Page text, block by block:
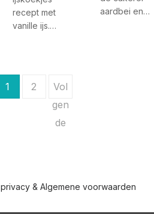
recept met
vanille ijs.…
aardbei en…
1 2
Vol
gen
de
privacy & Algemene voorwaarden